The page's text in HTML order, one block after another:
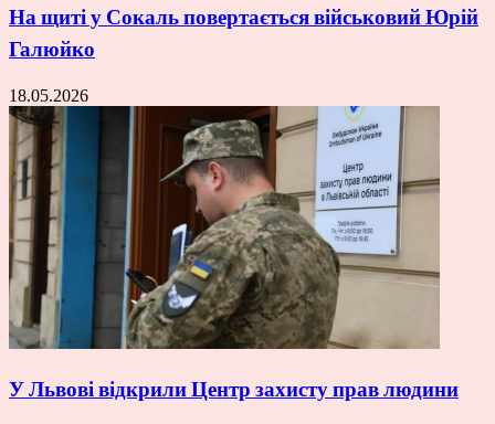
На щиті у Сокаль повертається військовий Юрій
Галюйко
18.05.2026
У Львові відкрили Центр захисту прав людини